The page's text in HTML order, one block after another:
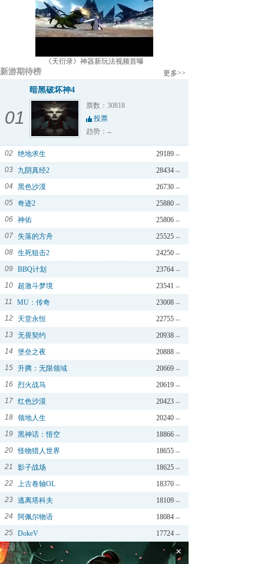
《天衍录》神器新玩法视频首曝
新游期待榜 更多>>
01
暗黑破坏神4
票数：30818
投票
趋势：
02 29189
绝地求生
03
28434
九阴真经2
04
26730
黑色沙漠
05
25880
奇迹2
06
25806
神佑
07
25525
失落的方舟
08
24250
生死狙击2
09
23764
BBQ计划
10
23541
超激斗梦境
11
23008
MU：传奇
12
22755
天堂永恒
13
20938
无畏契约
14
20888
堡垒之夜
15
20669
升腾：无限领域
16
20619
烈火战马
17
20423
红色沙漠
18
20240
领地人生
19
18866
黑神话：悟空
20
18655
怪物猎人世界
21
18625
影子战场
22
18370
上古卷轴OL
23
18109
逃离塔科夫
24
18084
阿佩尔物语
25
17724
DokeV
×